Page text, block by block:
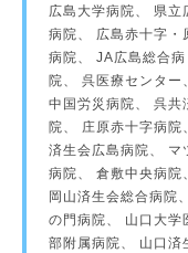
広島大学病院、 県立
病院、 広島赤十字・
病院、 JA広島総合病
院、 呉医療センター、
中国労災病院、 呉共
院、 庄原赤十字病院、
済生会広島病院、 マ
病院、 倉敷中央病院、
岡山済生会総合病院
の門病院、 山口大学
部附属病院、 山口済